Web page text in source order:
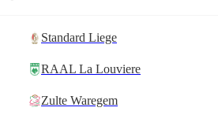
Standard Liege
RAAL La Louviere
Zulte Waregem